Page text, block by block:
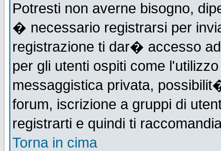
Potresti non averne bisogno,
� necessario registrarsi per
registrazione ti dar� accesso
per gli utenti ospiti come
messaggistica privata,
forum, iscrizione a gruppi di
registrarti e quindi ti
Torna in cima